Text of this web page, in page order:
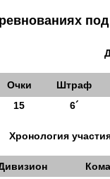
Очки
Штраф
15 6´
Хронология